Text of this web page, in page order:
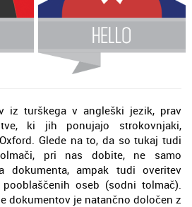
iz turškega v angleški jezik, prav
ki jih ponujajo strokovnjaki,
Glede na to, da so tukaj tudi
pri nas dobite, ne samo
dokumenta, ampak tudi overitev
oseb (sodni tolmač).
dokumentov je natančno določen z